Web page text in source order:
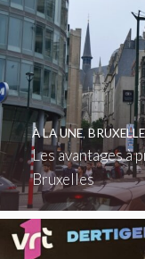
Les avantages à
Bruxelles
À LA UNE,